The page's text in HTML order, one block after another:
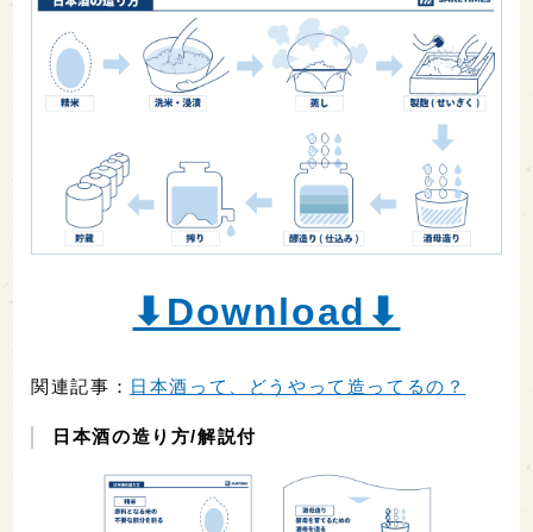
⬇︎Download⬇︎
関連記事： 日本酒って、どうやって造ってるの？
日本酒の造り方/解説付